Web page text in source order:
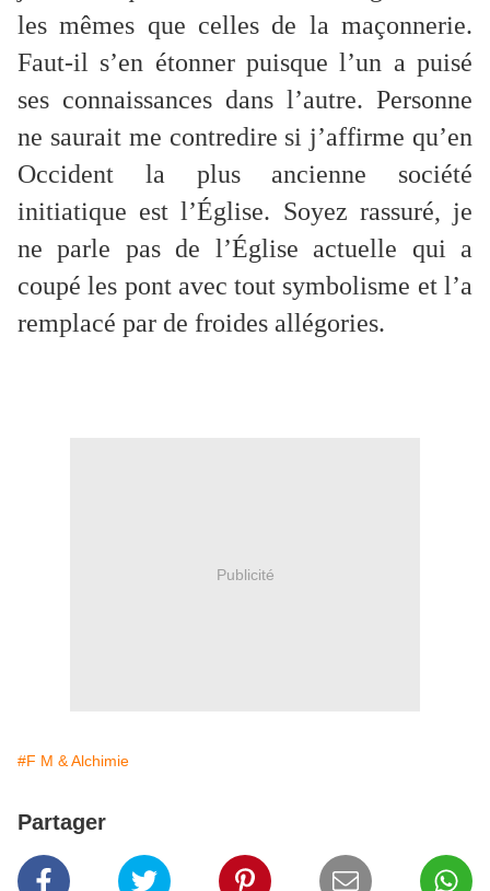
les mêmes que celles de la maçonnerie.
Faut-il s’en étonner puisque l’un a puisé
ses connaissances dans l’autre. Personne
ne saurait me contredire si j’affirme qu’en
Occident la plus ancienne société
initiatique est l’Église. Soyez rassuré, je
ne parle pas de l’Église actuelle qui a
coupé les pont avec tout symbolisme et l’a
remplacé par de froides allégories.
Publicité
#F M & Alchimie
Partager